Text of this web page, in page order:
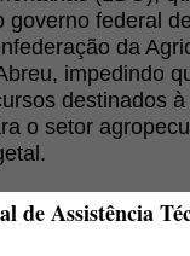
governo federal
da
impedindo
destinados
o setor
de Assistência